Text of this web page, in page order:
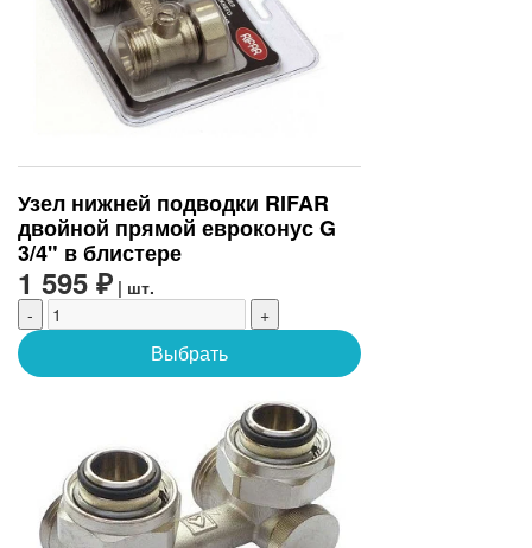
Узел нижней подводки RIFAR
двойной прямой евроконус G
3/4" в блистере
1 595 ₽ | шт.
-
+
Выбрать